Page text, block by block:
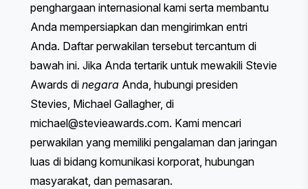
penghargaan internasional kami serta membantu
Anda mempersiapkan dan mengirimkan entri
Anda. Daftar perwakilan tersebut tercantum di
bawah ini. Jika Anda tertarik untuk mewakili Stevie
Awards di negara Anda, hubungi presiden
Stevies, Michael Gallagher, di
michael@stevieawards.com. Kami mencari
perwakilan yang memiliki pengalaman dan jaringan
luas di bidang komunikasi korporat, hubungan
masyarakat, dan pemasaran.